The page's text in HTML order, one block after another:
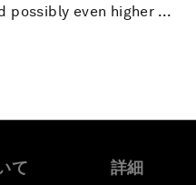
even higher ...
て 詳細